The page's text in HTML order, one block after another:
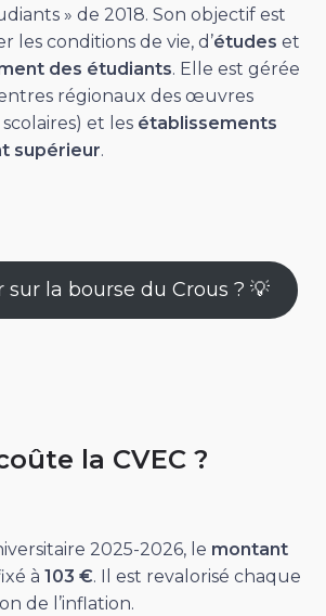
» de 2018. Son objectif est
les conditions de vie, d’études et
des étudiants. Elle est gérée
régionaux des œuvres
et les établissements
supérieur.
sur la bourse du Crous ? 💡
la CVEC ?
2025-2026, le montant
à 103 €. Il est revalorisé chaque
de l’inflation.